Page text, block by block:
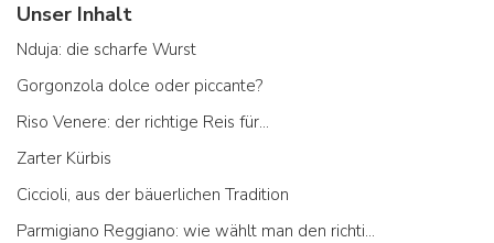
Unser Inhalt
Nduja: die scharfe Wurst
Gorgonzola dolce oder piccante?
Riso Venere: der richtige Reis für...
Zarter Kürbis
Ciccioli, aus der bäuerlichen Tradition
Parmigiano Reggiano: wie wählt man den richtigen aus